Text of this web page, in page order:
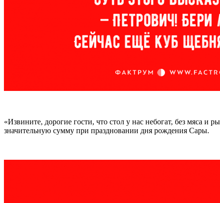
«Извините, дорогие гости, что стол у нас небогат, без мяса
значительную сумму при праздновании дня рождения Сары.